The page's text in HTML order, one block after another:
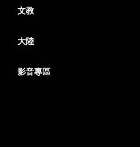
文教
大陸
影音專區